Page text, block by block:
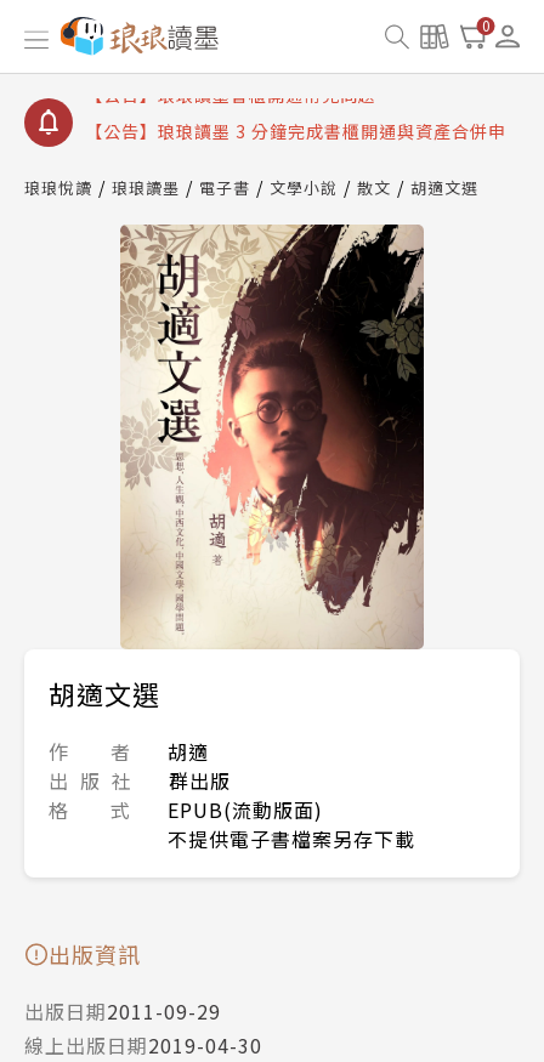
0
【公告】琅琅讀墨數位閱讀資產合併與書櫃開通申請
【公告】琅琅讀墨書櫃開通常見問題
【公告】琅琅讀墨 3 分鐘完成書櫃開通與資產合併申
請圖文教學
查詢
【公告】琅琅讀墨數位閱讀資產合併與書櫃開通申請
琅琅悅讀 琅琅讀墨 電子書 文學小說 散文 胡適文選
胡適文選
作 者
胡適
出 版 社
群出版
格 式
EPUB(流動版面)
不提供電子書檔案另存下載
出版資訊
出版日期2011-09-29
線上出版日期2019-04-30